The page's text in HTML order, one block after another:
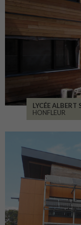
LYCÉE ALBERT
HONFLEUR